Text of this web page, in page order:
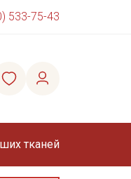
533-75-43
тканей